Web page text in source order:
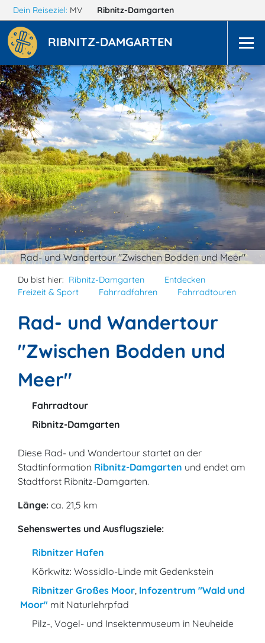
Dein Reiseziel: MV Ribnitz-Damgarten
RIBNITZ-DAMGARTEN
Rad- und Wandertour "Zwischen Bodden und Meer"
Du bist hier: Ribnitz-Damgarten
Entdecken
Freizeit & Sport
Fahrradfahren Fahrradtouren
Rad- und Wandertour
"Zwischen Bodden und
Meer"
Fahrradtour
Ribnitz-Damgarten
Diese Rad- und Wandertour startet an der
Stadtinformation Ribnitz-Damgarten und endet am
Stadtforst Ribnitz-Damgarten.
Länge: ca. 21,5 km
Sehenswertes und Ausflugsziele:
Ribnitzer Hafen
Körkwitz: Wossidlo-Linde mit Gedenkstein
Ribnitzer Großes Moor, Infozentrum "Wald und
Moor" mit Naturlehrpfad
Pilz-, Vogel- und Insektenmuseum in Neuheide